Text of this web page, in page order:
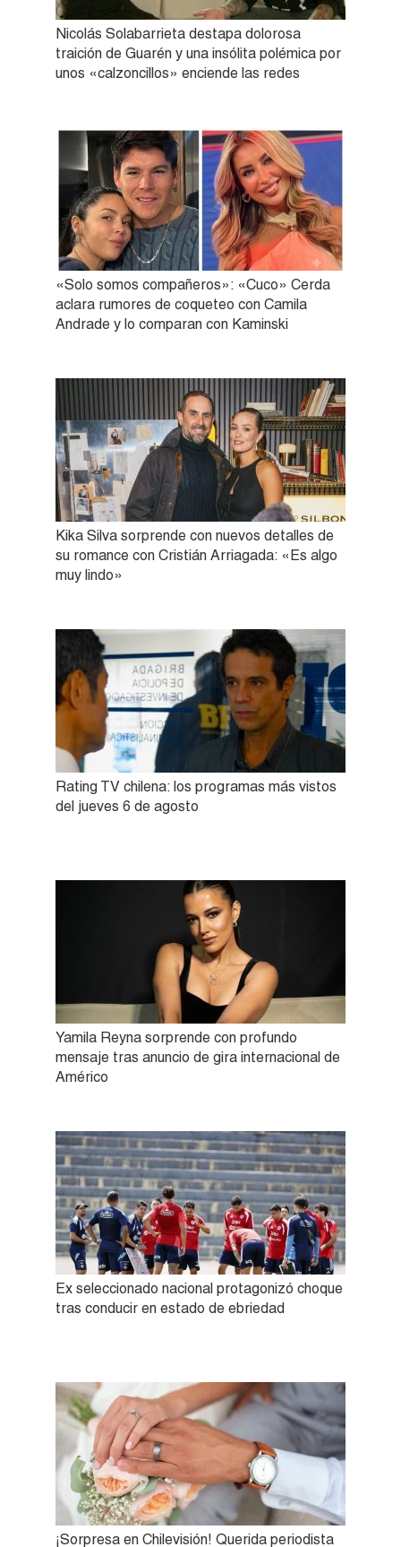
Nicolás Solabarrieta destapa dolorosa
traición de Guarén y una insólita polémica por
unos «calzoncillos» enciende las redes
«Solo somos compañeros»: «Cuco» Cerda
aclara rumores de coqueteo con Camila
Andrade y lo comparan con Kaminski
Kika Silva sorprende con nuevos detalles de
su romance con Cristián Arriagada: «Es algo
muy lindo»
Rating TV chilena: los programas más vistos
del jueves 6 de agosto
Yamila Reyna sorprende con profundo
mensaje tras anuncio de gira internacional de
Américo
Ex seleccionado nacional protagonizó choque
tras conducir en estado de ebriedad
¡Sorpresa en Chilevisión! Querida periodista